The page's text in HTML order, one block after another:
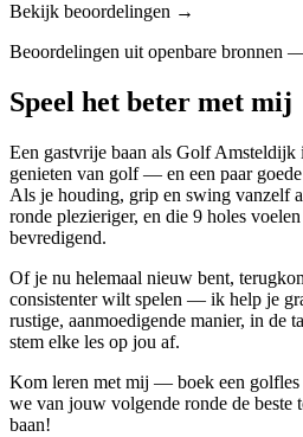
Bekijk beoordelingen →
Beoordelingen uit openbare bronnen
Speel het beter met mij
Een gastvrije baan als Golf Amsteldijk
genieten van golf — en een paar
Als je houding, grip en swing vanzelf
ronde plezieriger, en die 9 holes
bevredigend.
Of je nu helemaal nieuw bent,
consistenter wilt spelen — ik help je
rustige, aanmoedigende manier, in de
stem elke les op jou af.
Kom leren met mij — boek een
we van jouw volgende ronde de beste
baan!